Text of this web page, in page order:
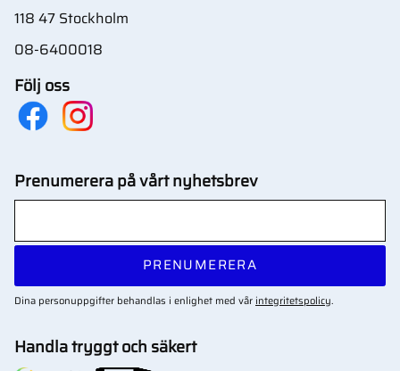
118 47 Stockholm
08-6400018
Följ oss
Prenumerera på vårt nyhetsbrev
PRENUMERERA
Dina personuppgifter behandlas i enlighet med vår integritetspolicy.
Handla tryggt och säkert